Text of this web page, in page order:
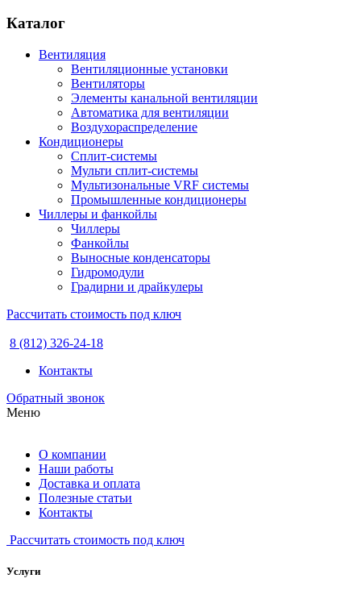
Каталог
Вентиляция
Вентиляционные установки
Вентиляторы
Элементы канальной вентиляции
Автоматика для вентиляции
Воздухораспределение
Кондиционеры
Сплит-системы
Мульти сплит-системы
Мультизональные VRF системы
Промышленные кондиционеры
Чиллеры и фанкойлы
Чиллеры
Фанкойлы
Выносные конденсаторы
Гидромодули
Градирни и драйкулеры
Рассчитать стоимость под ключ
8 (812) 326-24-18
Контакты
Обратный звонок
Меню
О компании
Наши работы
Доставка и оплата
Полезные статьи
Контакты
Рассчитать стоимость под ключ
Услуги